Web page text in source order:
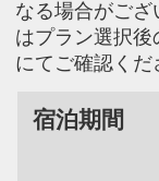
なる場合がご
はプラン選択
にてご確認くだ
宿泊期間